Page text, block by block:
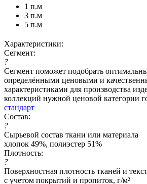
1 п.м
3 п.м
5 п.м
Характеристики:
Сегмент:
?
Сегмент поможет подобрать
определёнными ценовыми и
характеристиками для производства
коллекций нужной ценовой категории
стандарт
Состав:
?
Сырьевой состав ткани или материала
хлопок 49%, полиэстер 51%
Плотность:
?
Поверхностная плотность тканей и
с учетом покрытий и пропиток, г/м²